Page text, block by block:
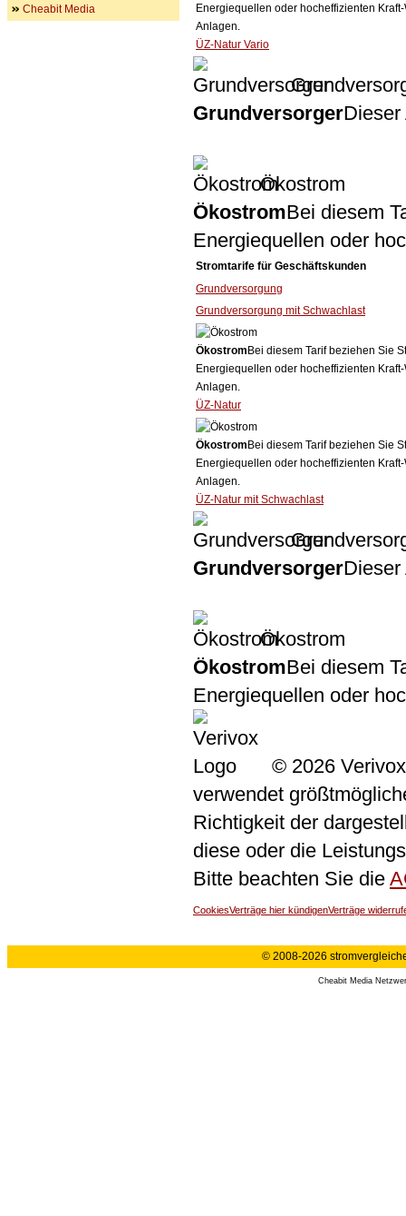
Energiequellen oder hocheffizienten
Anlagen.
ÜZ-Natur Vario
GrundversorgerDieser
Ökostrom
ÖkostromBei diesem
Energiequellen oder
Stromtarife für Geschäftskunden
Grundversorgung
Grundversorgung mit Schwachlast
Ökostrom Bei diesem Tarif beziehen Sie
Energiequellen oder hocheffizienten
Anlagen.
ÜZ-Natur
Ökostrom Bei diesem Tarif beziehen Sie
Energiequellen oder hocheffizienten
Anlagen.
ÜZ-Natur mit Schwachlast
GrundversorgerDieser
Ökostrom
ÖkostromBei diesem
Energiequellen oder
© 2026
verwendet
Richtigkeit der
diese oder die
Bitte beachten Sie die
CookiesVerträge hier kündigenVerträge
Cheabit Media
© 2008-2026
Cheabit Media